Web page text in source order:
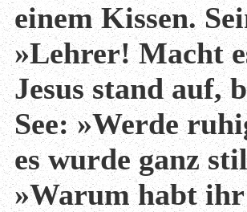
einem Kissen.
»Lehrer! Macht
Jesus stand auf,
See: »Werde
es wurde ganz
»Warum habt ihr